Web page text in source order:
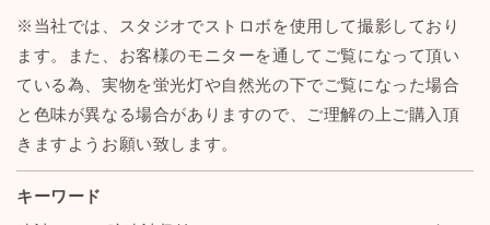
※当社では、スタジオでストロボを使用して撮影しており
ます。また、お客様のモニターを通してご覧になって頂い
ている為、実物を蛍光灯や自然光の下でご覧になった場合
と色味が異なる場合がありますので、ご理解の上ご購入頂
きますようお願い致します。
キーワード